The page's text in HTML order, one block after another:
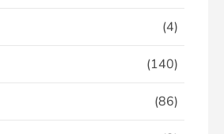
(4)
(140)
(86)